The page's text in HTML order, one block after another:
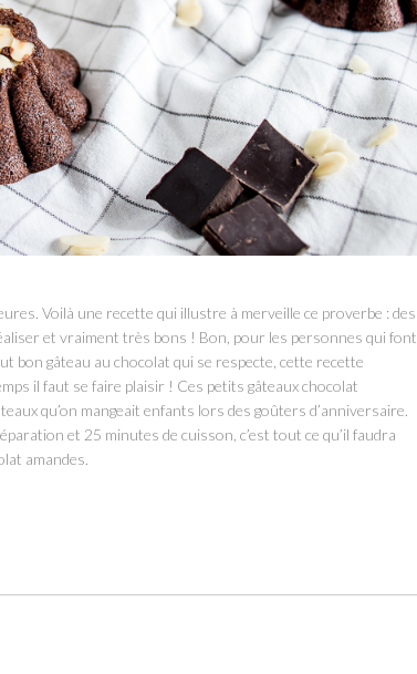
Voilà une recette qui illustre à merveille ce proverbe : des
et vraiment très bons ! Bon, pour les personnes qui font
bon gâteau au chocolat qui se respecte, cette recette
il faut se faire plaisir ! Ces petits gâteaux chocolat
qu’on mangeait enfants lors des goûters d’anniversaire.
et 25 minutes de cuisson, c’est tout ce qu’il faudra
amandes.